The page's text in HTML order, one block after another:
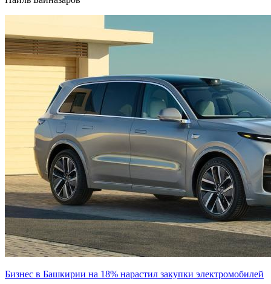
Бизнес в Башкирии на 18% нарастил закупки электромобилей